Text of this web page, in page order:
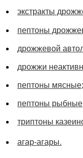
экстракты
пептоны
дрожжевой
дрожжи
пептоны мясные;
пептоны
триптоны
агар-агары.